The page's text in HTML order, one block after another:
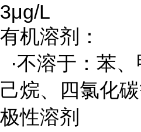
3μg/L
有机溶剂：
·不溶于：苯、
己烷、四氯化
极性溶剂